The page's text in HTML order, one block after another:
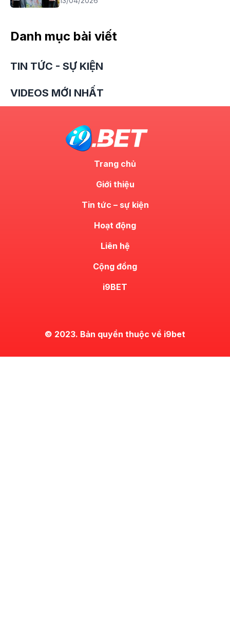
Danh mục bài viết
TIN TỨC - SỰ KIỆN
VIDEOS MỚI NHẤT
Trang chủ
Giới thiệu
Tin tức – sự kiện
Hoạt động
Liên hệ
Cộng đồng
i9BET
© 2023. Bản quyền thuộc về i9bet